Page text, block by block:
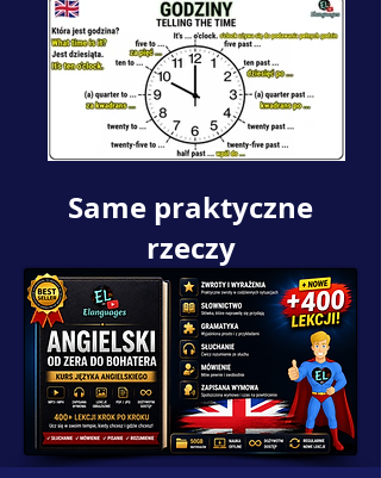
Same praktyczne
rzeczy